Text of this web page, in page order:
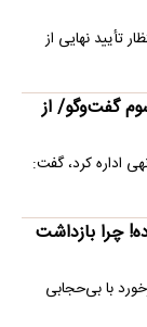
تأیید نهایی از
گفت‌وگو/ از
اداره کرد، گفت:
چرا بازداشت
با بی‌حجابی